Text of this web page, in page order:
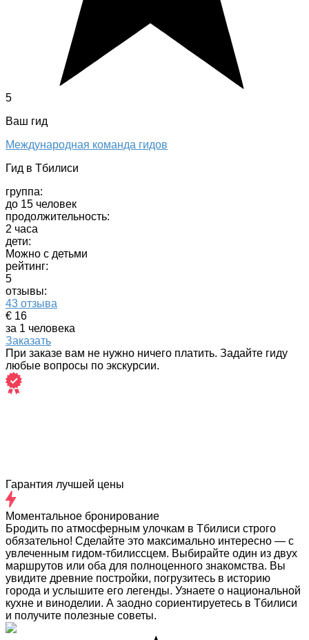
5
Ваш гид
Международная команда гидов
Гид в Тбилиси
группа:
до 15 человек
продолжительность:
2 часа
дети:
Можно с детьми
рейтинг:
5
отзывы:
43 отзыва
€ 16
за 1 человека
Заказать
При заказе вам не нужно ничего платить. Задайте гиду
любые вопросы по экскурсии.
Гарантия лучшей цены
Моментальное бронирование
Бродить по атмосферным улочкам в Тбилиси строго
обязательно! Сделайте это максимально интересно — с
увлеченным гидом-тбилиссцем. Выбирайте один из двух
маршрутов или оба для полноценного знакомства. Вы
увидите древние постройки, погрузитесь в историю
города и услышите его легенды. Узнаете о национальной
кухне и виноделии. А заодно сориентируетесь в Тбилиси
и получите полезные советы.